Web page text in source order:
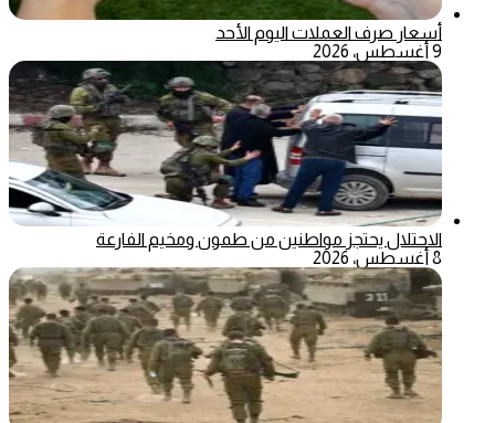
أسعار صرف العملات اليوم الأحد
9 أغسطس، 2026
الاحتلال يحتجز مواطنين من طمون ومخيم الفارعة
8 أغسطس، 2026